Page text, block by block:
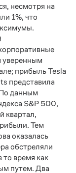
несмотря на
1%, что
уверенным
прибыль Tesla
представила
данным
S&P 500,
квартал,
Тем
оказалась
обстреляли
то время как
путем. Два